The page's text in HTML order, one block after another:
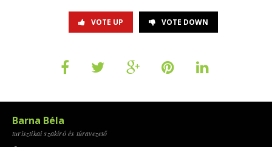
VOTE UP VOTE DOWN
Barna Béla
turisztikai szakíró és túravezető